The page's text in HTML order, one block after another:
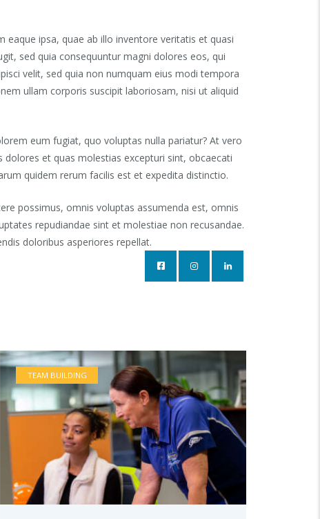
ipsa, quae ab illo inventore veritatis et quasi
sed quia consequuntur magni dolores eos, qui
velit, sed quia non numquam eius modi tempora
ullam corporis suscipit laboriosam, nisi ut aliquid
eum fugiat, quo voluptas nulla pariatur? At vero
et quas molestias excepturi sint, obcaecati
quidem rerum facilis est et expedita distinctio.
possimus, omnis voluptas assumenda est, omnis
repudiandae sint et molestiae non recusandae.
doloribus asperiores repellat.
TEAM BUILDING